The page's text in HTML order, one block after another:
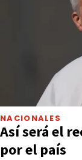
NACIONALES
Así será el
por el país